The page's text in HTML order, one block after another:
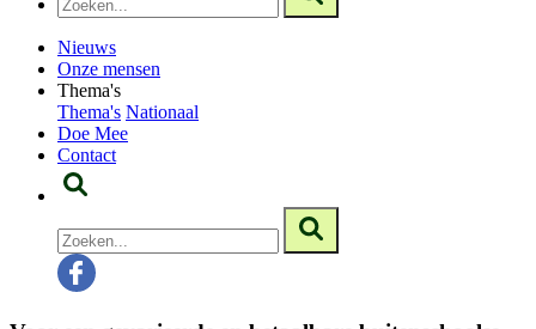
Nieuws
Onze mensen
Thema's
Thema's Nationaal
Doe Mee
Contact